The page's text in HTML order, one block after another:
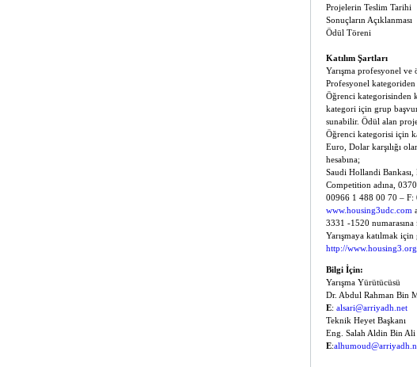
Projelerin Teslim Tarihi
Sonuçların Açıklanması
Ödül Töreni
Katılım Şartları
Yarışma profesyonel
Profesyonel
Öğrenci kategorisinden
kategori için grup
sunabilir. Ödül alan
Öğrenci kategorisi için
Euro, Dolar karşılığı
hesabına;
Saudi Hollandi
Competition adına,
00966 1 488 00 70 –
www.housing3udc.com
3331 -1520
Yarışmaya katılmak
http://
Bilgi İçin:
Yarışma Yürütücüsü
Dr. Abdul Rahman Bin
E: alsari@arriyadh.net
Teknik Heyet Başkanı
Eng. Salah Aldin Bin Ali
E: